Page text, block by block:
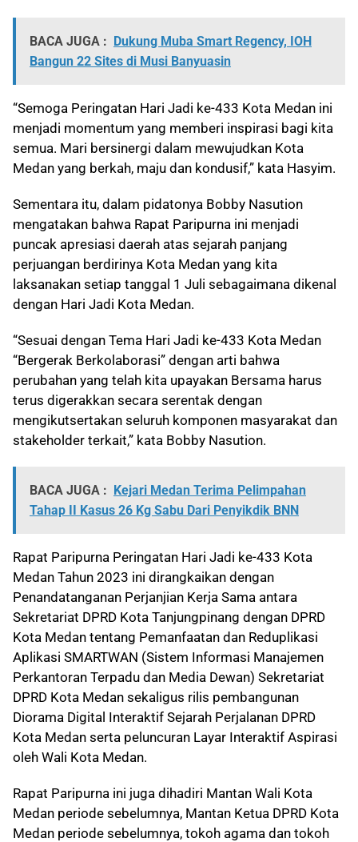
BACA JUGA : Dukung Muba Smart Regency, IOH
Bangun 22 Sites di Musi Banyuasin
“Semoga Peringatan Hari Jadi ke-433 Kota Medan ini
menjadi momentum yang memberi inspirasi bagi kita
semua. Mari bersinergi dalam mewujudkan Kota
Medan yang berkah, maju dan kondusif,” kata Hasyim.
Sementara itu, dalam pidatonya Bobby Nasution
mengatakan bahwa Rapat Paripurna ini menjadi
puncak apresiasi daerah atas sejarah panjang
perjuangan berdirinya Kota Medan yang kita
laksanakan setiap tanggal 1 Juli sebagaimana dikenal
dengan Hari Jadi Kota Medan.
“Sesuai dengan Tema Hari Jadi ke-433 Kota Medan
“Bergerak Berkolaborasi” dengan arti bahwa
perubahan yang telah kita upayakan Bersama harus
terus digerakkan secara serentak dengan
mengikutsertakan seluruh komponen masyarakat dan
stakeholder terkait,” kata Bobby Nasution.
BACA JUGA : Kejari Medan Terima Pelimpahan
Tahap II Kasus 26 Kg Sabu Dari Penyikdik BNN
Rapat Paripurna Peringatan Hari Jadi ke-433 Kota
Medan Tahun 2023 ini dirangkaikan dengan
Penandatanganan Perjanjian Kerja Sama antara
Sekretariat DPRD Kota Tanjungpinang dengan DPRD
Kota Medan tentang Pemanfaatan dan Reduplikasi
Aplikasi SMARTWAN (Sistem Informasi Manajemen
Perkantoran Terpadu dan Media Dewan) Sekretariat
DPRD Kota Medan sekaligus rilis pembangunan
Diorama Digital Interaktif Sejarah Perjalanan DPRD
Kota Medan serta peluncuran Layar Interaktif Aspirasi
oleh Wali Kota Medan.
Rapat Paripurna ini juga dihadiri Mantan Wali Kota
Medan periode sebelumnya, Mantan Ketua DPRD Kota
Medan periode sebelumnya, tokoh agama dan tokoh